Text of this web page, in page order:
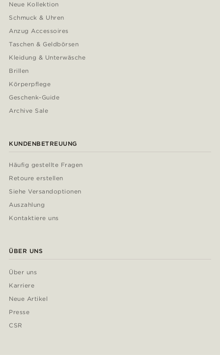
Neue Kollektion
Schmuck & Uhren
Anzug Accessoires
Taschen & Geldbörsen
Kleidung & Unterwäsche
Brillen
Körperpflege
Geschenk-Guide
Archive Sale
KUNDENBETREUUNG
Häufig gestellte Fragen
Retoure erstellen
Siehe Versandoptionen
Auszahlung
Kontaktiere uns
ÜBER UNS
Über uns
Karriere
Neue Artikel
Presse
CSR